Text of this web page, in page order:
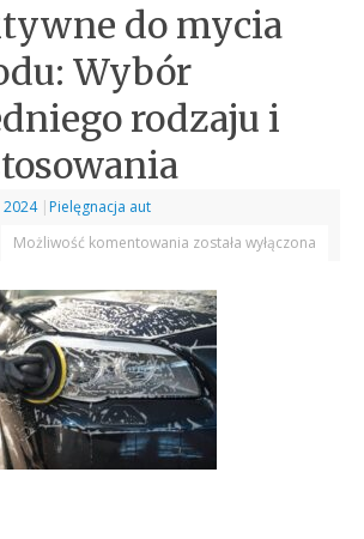
do mycia
Wybór
rodzaju i
2024 | Pielęgnacja aut
Możliwość komentowania została wyłączona